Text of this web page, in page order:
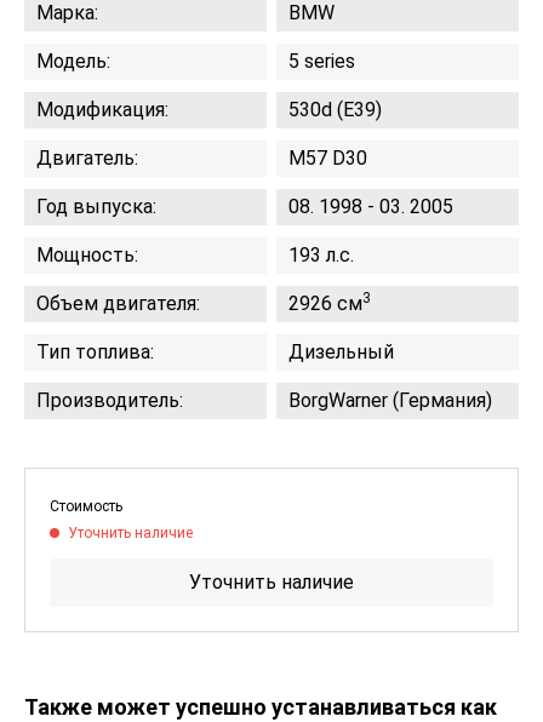
Марка: BMW
Модель: 5 series
Модификация: 530d (E39)
Двигатель: M57 D30
Год выпуска: 08. 1998 - 03. 2005
Мощность: 193 л.с.
Объем двигателя: 2926 см3
Тип топлива: Дизельный
Производитель: BorgWarner (Германия)
Стоимость
Уточнить наличие
Уточнить наличие
Также может успешно устанавливаться как